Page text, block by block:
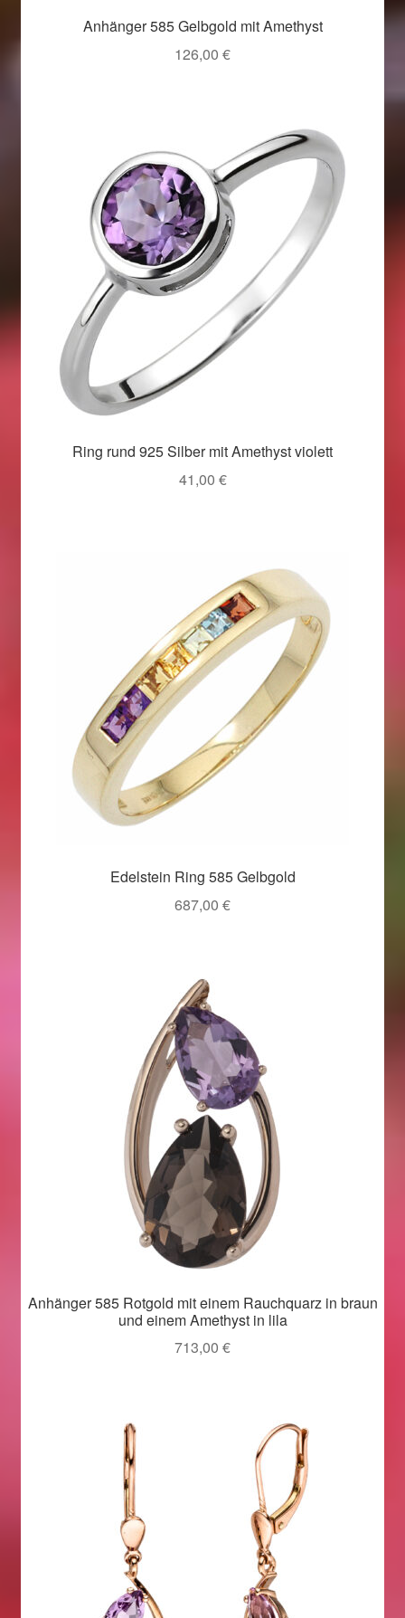
Im Gedenken an
Karneval 2019 – Schmuck zu Fasching & Co.
Karneval 2020 – Schmuck zu Fasching & Co.
Liefer- und Versandkosten
Magisches und Festliches zu Halloween
Magisches und Festliches zu Halloween
Magisches und Festliches zu Halloween 2021
Ostergeschenke finden für Ostern 2015
Ostergeschenke finden für Ostern 2016
Ostergeschenke finden für Ostern 2017
Ostergeschenke finden für Ostern 2018
Ostergeschenke finden für Ostern 2020
Ostergeschenke finden für Ostern 2022
Valentinstag Geschenke
Weihnachtsangebote 2015
Weihnachtsangebote 2016
Weihnachtsangebote 2017
Weihnachtsangebote 2018
Anhänger 585 Gelbgold mit Amethyst
126,00 €
Ring rund 925 Silber mit Amethyst violett
41,00 €
Edelstein Ring 585 Gelbgold
687,00 €
Anhänger 585 Rotgold mit einem Rauchquarz in braun
und einem Amethyst in lila
713,00 €